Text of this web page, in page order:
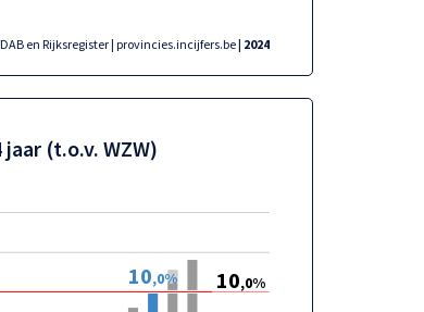
en Rijksregister | provincies.incijfers.be| 2024
jaar (t.o.v. WZW)
10,0% 10,0%